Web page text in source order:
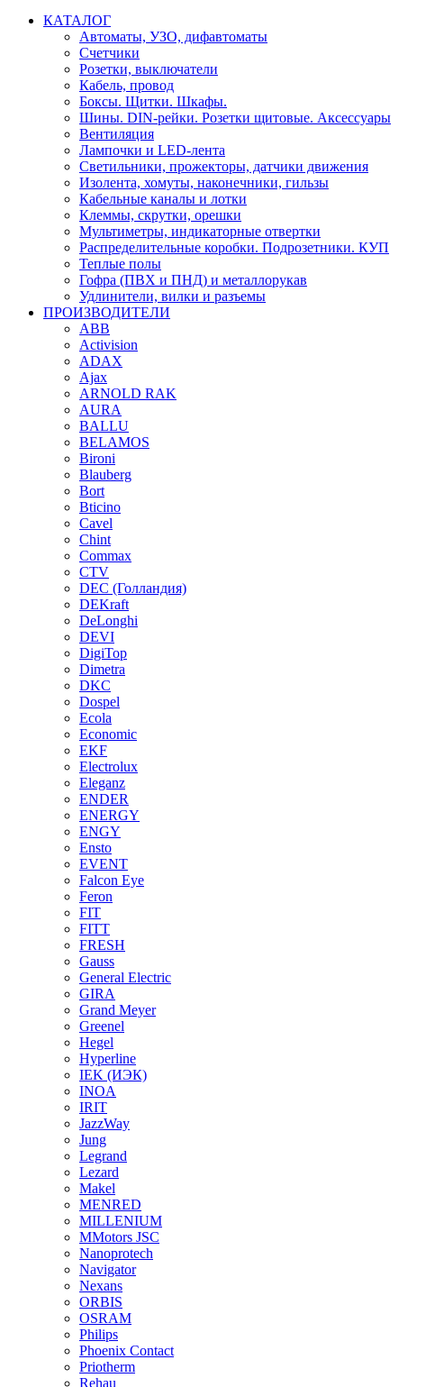
КАТАЛОГ
Автоматы, УЗО, дифавтоматы
Счетчики
Розетки, выключатели
Кабель, провод
Боксы. Щитки. Шкафы.
Шины. DIN-рейки. Розетки щитовые. Аксессуары
Вентиляция
Лампочки и LED-лента
Светильники, прожекторы, датчики движения
Изолента, хомуты, наконечники, гильзы
Кабельные каналы и лотки
Клеммы, скрутки, орешки
Мультиметры, индикаторные отвертки
Распределительные коробки. Подрозетники. КУП
Теплые полы
Гофра (ПВХ и ПНД) и металлорукав
Удлинители, вилки и разъемы
ПРОИЗВОДИТЕЛИ
ABB
Activision
ADAX
Ajax
ARNOLD RAK
AURA
BALLU
BELAMOS
Bironi
Blauberg
Bort
Bticino
Cavel
Chint
Commax
CTV
DEC (Голландия)
DEKraft
DeLonghi
DEVI
DigiTop
Dimetra
DKC
Dospel
Ecola
Economic
EKF
Electrolux
Eleganz
ENDER
ENERGY
ENGY
Ensto
EVENT
Falcon Eye
Feron
FIT
FITT
FRESH
Gauss
General Electric
GIRA
Grand Meyer
Greenel
Hegel
Hyperline
IEK (ИЭК)
INOA
IRIT
JazzWay
Jung
Legrand
Lezard
Makel
MENRED
MILLENIUM
MMotors JSC
Nanoprotech
Navigator
Nexans
ORBIS
OSRAM
Philips
Phoenix Contact
Priotherm
Rehau